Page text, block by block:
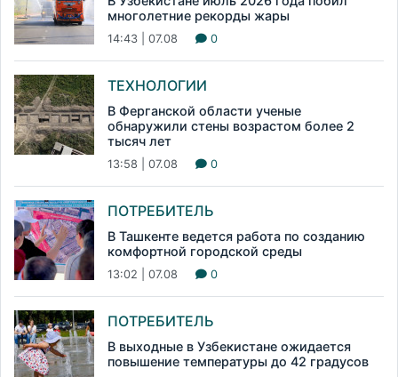
многолетние рекорды жары
14:43 | 07.08 0
ТЕХНОЛОГИИ
В Ферганской области ученые
обнаружили стены возрастом более 2
тысяч лет
13:58 | 07.08 0
ПОТРЕБИТЕЛЬ
В Ташкенте ведется работа по созданию
комфортной городской среды
13:02 | 07.08 0
ПОТРЕБИТЕЛЬ
В выходные в Узбекистане ожидается
повышение температуры до 42 градусов